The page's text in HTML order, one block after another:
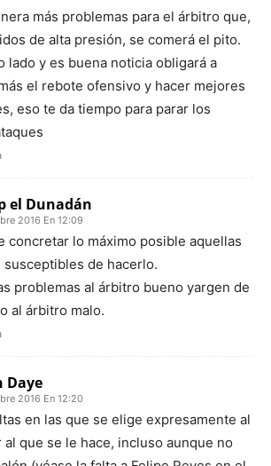
más problemas para el árbitro que,
de alta presión, se comerá el pito.
lado y es buena noticia obligará a
el rebote ofensivo y hacer mejores
eso te da tiempo para parar los
el Dunadán
2016 En 12:09
concretar lo máximo posible aquellas
susceptibles de hacerlo.
problemas al árbitro bueno yargen de
al árbitro malo.
Daye
2016 En 12:20
en las que se elige expresamente al
al que se le hace, incluso aunque no